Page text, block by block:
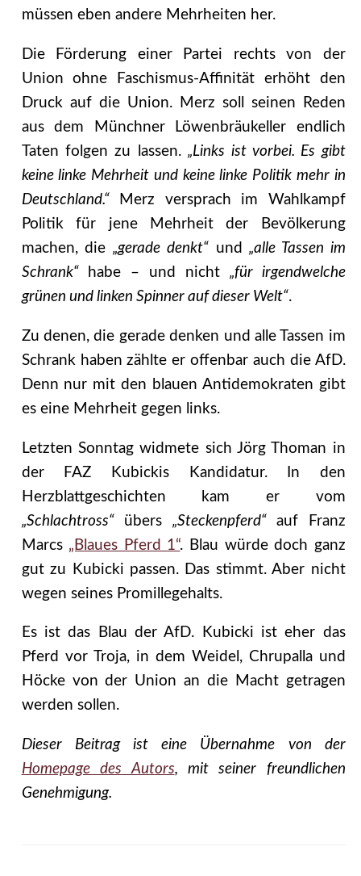
müssen eben andere Mehrheiten her.
Die Förderung einer Partei rechts von der
Union ohne Faschismus-Affinität erhöht den
Druck auf die Union. Merz soll seinen Reden
aus dem Münchner Löwenbräukeller endlich
Taten folgen zu lassen.„Links ist vorbei. Es gibt
keine linke Mehrheit und keine linke Politik mehr in
Deutschland.“ Merz versprach im Wahlkampf
Politik für jene Mehrheit der Bevölkerung
machen, die„gerade denkt“ und„alle Tassen im
Schrank“ habe – und nicht „für irgendwelche
grünen und linken Spinner auf dieser Welt“.
Zu denen, die gerade denken und alle Tassen im
Schrank haben zählte er offenbar auch die AfD.
Denn nur mit den blauen Antidemokraten gibt
es eine Mehrheit gegen links.
Letzten Sonntag widmete sich Jörg Thoman in
der FAZ Kubickis Kandidatur. In den
Herzblattgeschichten kam er vom
„Schlachtross“ übers „Steckenpferd“ auf Franz
Marcs „Blaues Pferd 1“. Blau würde doch ganz
gut zu Kubicki passen. Das stimmt. Aber nicht
wegen seines Promillegehalts.
Es ist das Blau der AfD. Kubicki ist eher das
Pferd vor Troja, in dem Weidel, Chrupalla und
Höcke von der Union an die Macht getragen
werden sollen.
Dieser Beitrag ist eine Übernahme von der
Homepage des Autors, mit seiner freundlichen
Genehmigung.